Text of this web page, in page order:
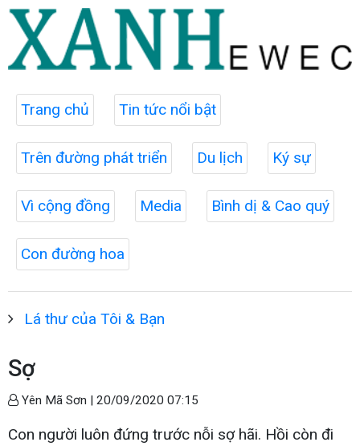
Trang chủ Tin tức nổi bật
Trên đường phát triển Du lịch Ký sự
Vì cộng đồng Media Bình dị & Cao quý
Con đường hoa
Lá thư của Tôi & Bạn
Sợ
Yên Mã Sơn | 20/09/2020 07:15
Con người luôn đứng trước nỗi sợ hãi. Hồi còn đi